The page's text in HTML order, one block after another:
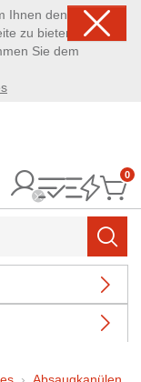
Ihnen den
zu bieten.
Sie dem
0